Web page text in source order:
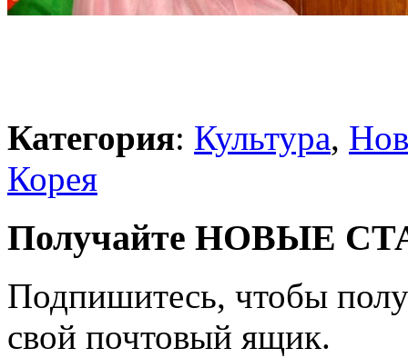
Категория: Культура,
Корея
Получайте НОВЫЕ
Подпишитесь, чтобы
свой почтовый ящик.